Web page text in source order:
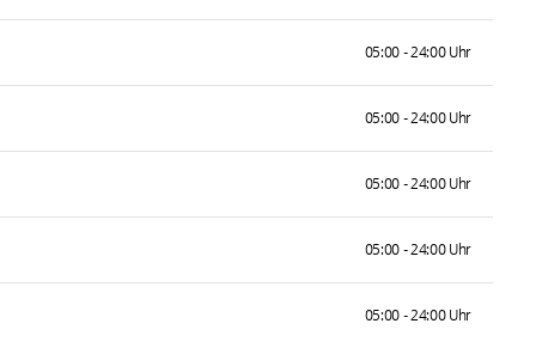
05:00 - 24:00 Uhr
05:00 - 24:00 Uhr
05:00 - 24:00 Uhr
05:00 - 24:00 Uhr
05:00 - 24:00 Uhr